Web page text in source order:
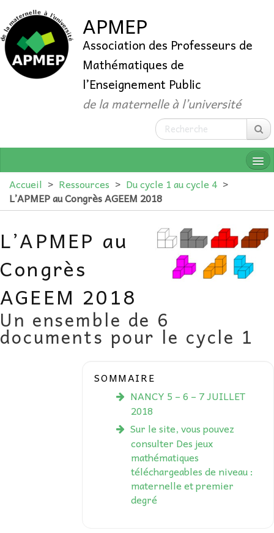
APMEP
Association des Professeurs de
Mathématiques de
l’Enseignement Public
de la maternelle à l’université
ADHÉRER
LIBRAIRIE
Accueil > Ressources > Du cycle 1 au cycle 4 >
L’APMEP au Congrès AGEEM 2018
L’APMEP au
Congrès
AGEEM 2018
Un ensemble de 6
documents pour le cycle 1
SOMMAIRE
NANCY 5 – 6 – 7 JUILLET
2018
Sur le site, vous pouvez
consulter Des jeux
mathématiques
téléchargeables de niveau :
maternelle et premier
degré